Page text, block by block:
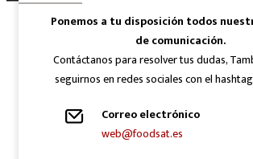
Ponemos a tu disposición todos
de comunicación.
Contáctanos para resolver tus dudas,
seguirnos en redes sociales con el hashtag
Correo electrónico
web@foodsat.es